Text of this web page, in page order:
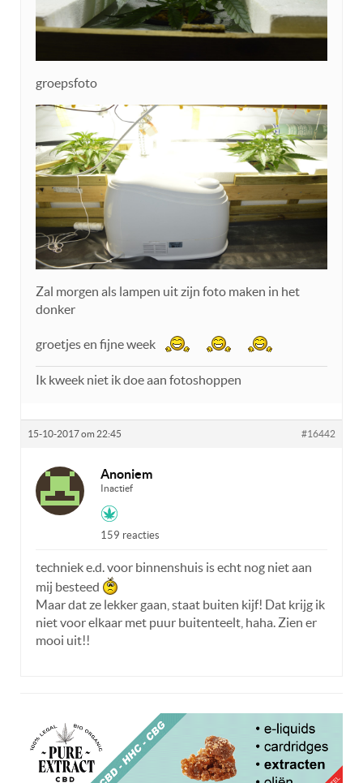
groepsfoto
Zal morgen als lampen uit zijn foto maken in het
donker
groetjes en fijne week
Ik kweek niet ik doe aan fotoshoppen
15-10-2017 om 22:45 #16442
Anoniem
Inactief
159 reacties
techniek e.d. voor binnenshuis is echt nog niet aan
mij besteed
Maar dat ze lekker gaan, staat buiten kijf! Dat krijg ik
niet voor elkaar met puur buitenteelt, haha. Zien er
mooi uit!!